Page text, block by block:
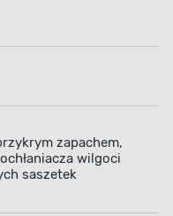
zapachem,
wilgoci
saszetek